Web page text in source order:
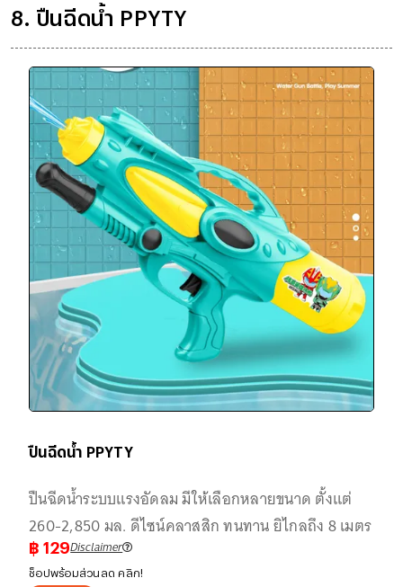
8. ปืนฉีดน้ำ PPYTY
ปืนฉีดน้ำ PPYTY
ปืนฉีดน้ำระบบแรงอัดลม มีให้เลือกหลายขนาด ตั้งแต่
260-2,850 มล. ดีไซน์คลาสสิก ทนทาน ยิไกลถึง 8 เมตร
฿ 129Disclaimer
ช็อปพร้อมส่วนลด คลิก!